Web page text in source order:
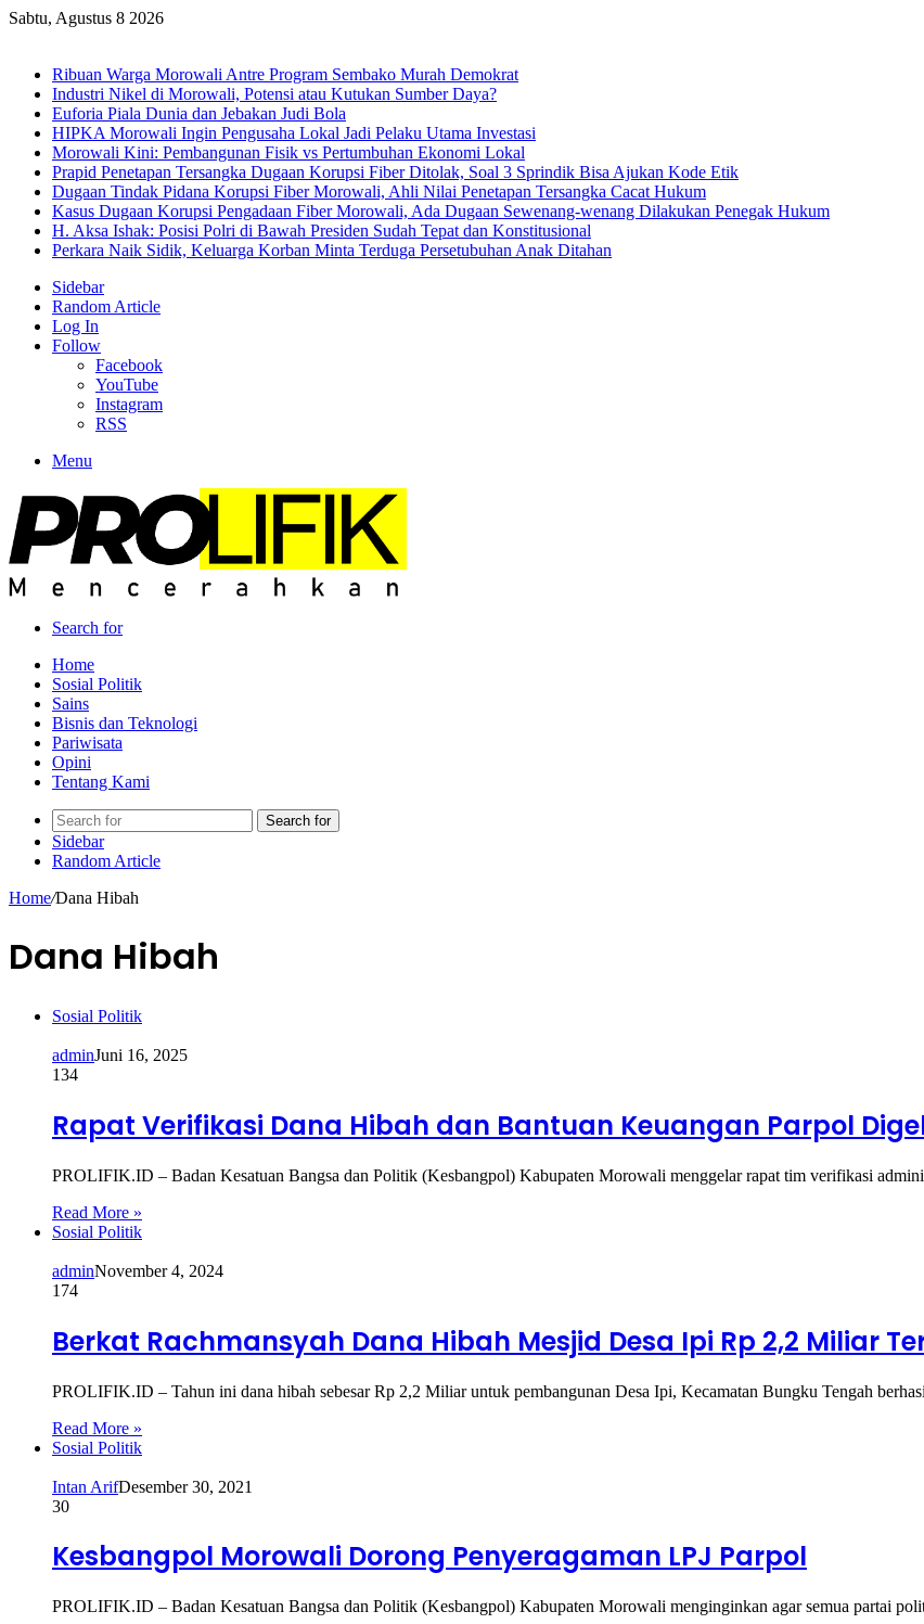
Sabtu, Agustus 8 2026
Ribuan Warga Morowali Antre Program Sembako Murah Demokrat
Industri Nikel di Morowali, Potensi atau Kutukan Sumber Daya?
Euforia Piala Dunia dan Jebakan Judi Bola
HIPKA Morowali Ingin Pengusaha Lokal Jadi Pelaku Utama Investasi
Morowali Kini: Pembangunan Fisik vs Pertumbuhan Ekonomi Lokal
Prapid Penetapan Tersangka Dugaan Korupsi Fiber Ditolak, Soal 3 Sprindik Bisa Ajukan Kode Etik
Dugaan Tindak Pidana Korupsi Fiber Morowali, Ahli Nilai Penetapan Tersangka Cacat Hukum
Kasus Dugaan Korupsi Pengadaan Fiber Morowali, Ada Dugaan Sewenang-wenang Dilakukan Penegak Hukum
H. Aksa Ishak: Posisi Polri di Bawah Presiden Sudah Tepat dan Konstitusional
Perkara Naik Sidik, Keluarga Korban Minta Terduga Persetubuhan Anak Ditahan
Sidebar
Random Article
Log In
Follow
Facebook
YouTube
Instagram
RSS
Menu
Search for
Home
Sosial Politik
Sains
Bisnis dan Teknologi
Pariwisata
Opini
Tentang Kami
Search for
Sidebar
Random Article
Home/Dana Hibah
Dana Hibah
Sosial Politik
adminJuni 16, 2025
134
Rapat Verifikasi Dana Hibah dan Bantuan Keuangan Parpol
PROLIFIK.ID – Badan Kesatuan Bangsa dan Politik (Kesbangpol) Kabupaten Morowali menggelar rapat tim verifikasi
Read More »
Sosial Politik
adminNovember 4, 2024
174
Berkat Rachmansyah Dana Hibah Mesjid Desa Ipi Rp 2,2 Miliar
PROLIFIK.ID – Tahun ini dana hibah sebesar Rp 2,2 Miliar untuk pembangunan Desa Ipi, Kecamatan Bungku Tengah
Read More »
Sosial Politik
Intan ArifDesember 30, 2021
30
Kesbangpol Morowali Dorong Penyeragaman LPJ Parpol
PROLIFIK.ID – Badan Kesatuan Bangsa dan Politik (Kesbangpol) Kabupaten Morowali menginginkan agar semua partai